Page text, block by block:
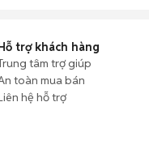
trợ khách hàng
tâm trợ giúp
toàn mua bán
hệ hỗ trợ